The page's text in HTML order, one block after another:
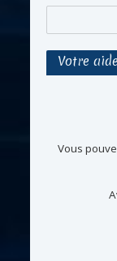
Votre
Vous